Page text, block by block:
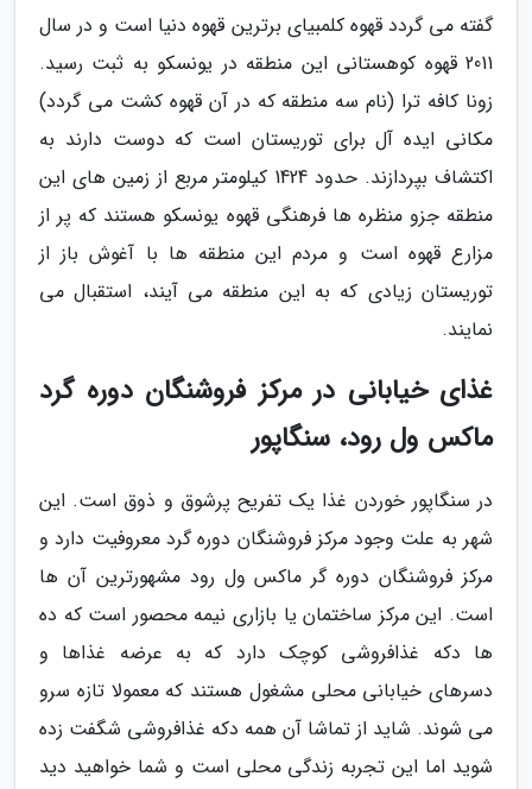
گفته می گردد قهوه کلمبیای برترین قهوه دنیا است و در سال
2011 قهوه کوهستانی این منطقه در یونسکو به ثبت رسید.
زونا کافه ترا (نام سه منطقه که در آن قهوه کشت می گردد)
مکانی ایده آل برای توریستان است که دوست دارند به
اکتشاف بپردازند. حدود 1424 کیلومتر مربع از زمین های این
منطقه جزو منظره ها فرهنگی قهوه یونسکو هستند که پر از
مزارع قهوه است و مردم این منطقه ها با آغوش باز از
توریستان زیادی که به این منطقه می آیند، استقبال می
نمایند.
غذای خیابانی در مرکز فروشنگان دوره گرد
ماکس ول رود، سنگاپور
در سنگاپور خوردن غذا یک تفریح پرشوق و ذوق است. این
شهر به علت وجود مرکز فروشنگان دوره گرد معروفیت دارد و
مرکز فروشنگان دوره گر ماکس ول رود مشهورترین آن ها
است. این مرکز ساختمان یا بازاری نیمه محصور است که ده
ها دکه غذافروشی کوچک دارد که به عرضه غذاها و
دسرهای خیابانی محلی مشغول هستند که معمولا تازه سرو
می شوند. شاید از تماشا آن همه دکه غذافروشی شگفت زده
شوید اما این تجربه زندگی محلی است و شما خواهید دید